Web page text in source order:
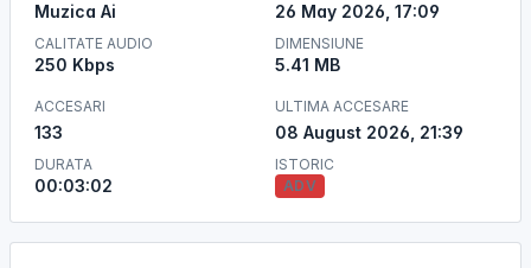
Muzica Ai
CALITATE AUDIO
250 Kbps
26 May 2026, 17:09
DIMENSIUNE
5.41 MB
ACCESARI
133
DURATA
00:03:02
ULTIMA ACCESARE
08 August 2026, 21:39
ISTORIC
ADV